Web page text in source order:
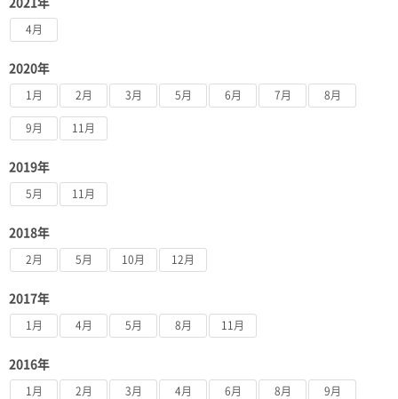
4月
2020年
1月 2月 3月 5月 6月 7月 8月
9月 11月
2019年
5月 11月
2018年
2月 5月 10月 12月
2017年
1月 4月 5月 8月 11月
2016年
1月 2月 3月 4月 6月 8月 9月